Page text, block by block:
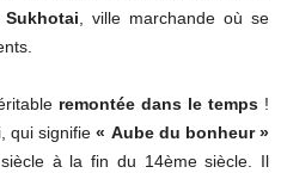
Sukhotai , ville marchande où se
remontée dans le temps!
qui signifie« Aube du bonheur »
à la fin du 14ème siècle. Il